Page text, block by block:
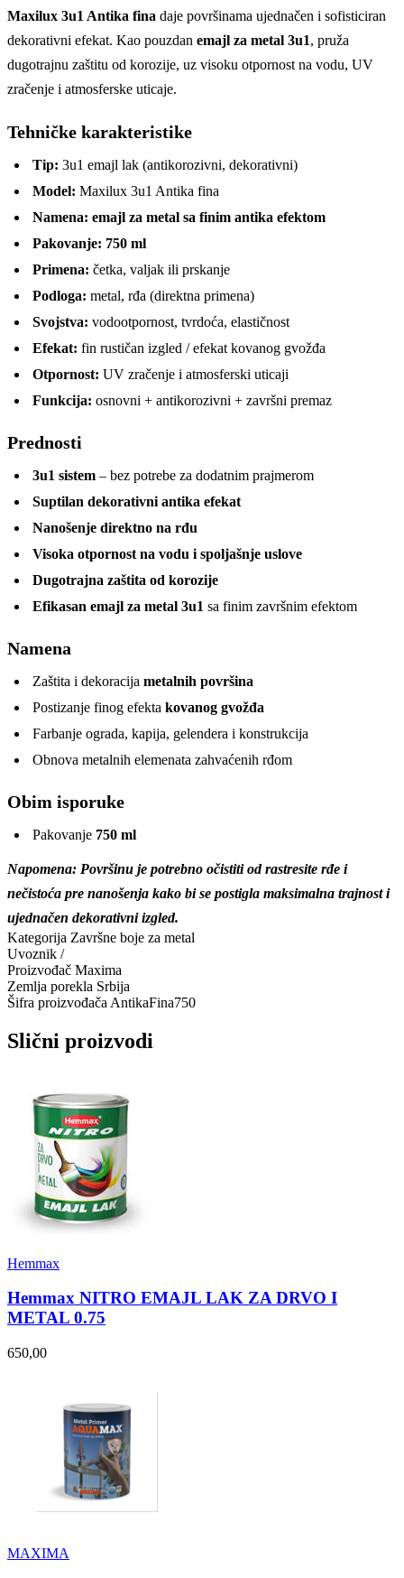
Maxilux 3u1 Antika fina daje površinama ujednačen i sofisticiran
dekorativni efekat. Kao pouzdan emajl za metal 3u1, pruža
dugotrajnu zaštitu od korozije, uz visoku otpornost na vodu, UV
zračenje i atmosferske uticaje.
Tehničke karakteristike
Tip: 3u1 emajl lak (antikorozivni, dekorativni)
Model: Maxilux 3u1 Antika fina
Namena: emajl za metal sa finim antika efektom
Pakovanje: 750 ml
Primena: četka, valjak ili prskanje
Podloga: metal, rđa (direktna primena)
Svojstva: vodootpornost, tvrdoća, elastičnost
Efekat: fin rustičan izgled / efekat kovanog gvožđa
Otpornost: UV zračenje i atmosferski uticaji
Funkcija: osnovni + antikorozivni + završni premaz
Prednosti
3u1 sistem – bez potrebe za dodatnim prajmerom
Suptilan dekorativni antika efekat
Nanošenje direktno na rđu
Visoka otpornost na vodu i spoljašnje uslove
Dugotrajna zaštita od korozije
Efikasan emajl za metal 3u1 sa finim završnim efektom
Namena
Zaštita i dekoracija metalnih površina
Postizanje finog efekta kovanog gvožđa
Farbanje ograda, kapija, gelendera i konstrukcija
Obnova metalnih elemenata zahvaćenih rđom
Obim isporuke
Pakovanje 750 ml
Napomena: Površinu je potrebno očistiti od rastresite rđe i
nečistoća pre nanošenja kako bi se postigla maksimalna trajnost i
ujednačen dekorativni izgled.
Kategorija Završne boje za metal
Uvoznik /
Proizvođač Maxima
Zemlja porekla Srbija
Šifra proizvođača AntikaFina750
Slični proizvodi
Hemmax
Hemmax NITRO EMAJL LAK ZA DRVO I
METAL 0.75
650,00
MAXIMA